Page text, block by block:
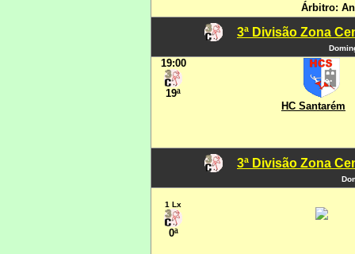
Árbitro:
3ª Divisão Zona
19:00
19ª
HC Santarém
3ª Divisão Zona
1 Lx
0ª